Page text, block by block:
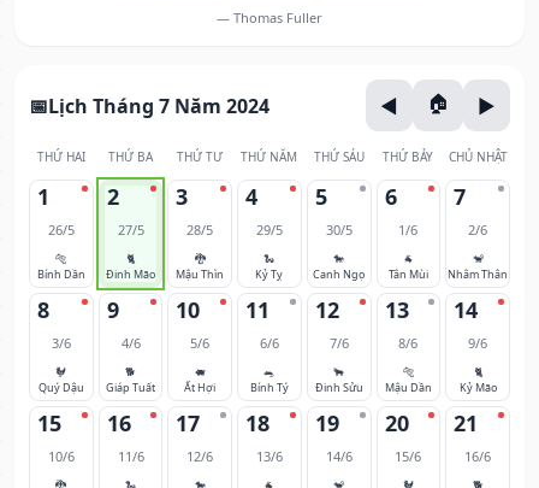
— Thomas Fuller
Lịch Tháng 7 Năm 2024
THỨ HAI THỨ BA THỨ TƯ THỨ NĂM THỨ SÁU THỨ BẢY CHỦ NHẬT
1
26/5
🐅
Bính Dần
2
27/5
🐈
Đinh Mão
3
28/5
🐉
Mậu Thìn
4
29/5
🐍
Kỷ Tỵ
5
30/5
🐎
Canh Ngọ
6
1/6
🐐
Tân Mùi
7
2/6
🐒
Nhâm Thân
8
3/6
🐓
Quý Dậu
9
4/6
🐕
Giáp Tuất
10
5/6
🐖
Ất Hợi
11
6/6
🐀
Bính Tý
12
7/6
🐂
Đinh Sửu
13
8/6
🐅
Mậu Dần
14
9/6
🐈
Kỷ Mão
15
10/6
16
11/6
17
12/6
18
13/6
19
14/6
20
15/6
21
16/6